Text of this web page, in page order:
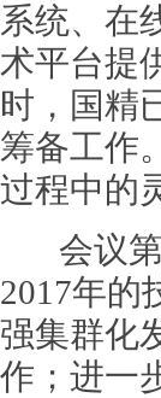
系统、在
术平台提
时，国精
筹备工作
过程中的
会议第
2017年的
强集群化
作；进一